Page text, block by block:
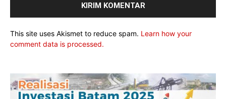
This site uses Akismet to reduce spam. Learn how your
comment data is processed.